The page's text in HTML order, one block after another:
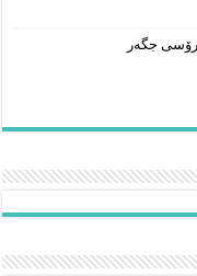
جگەر